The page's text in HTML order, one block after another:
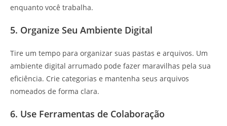
enquanto você trabalha.
5. Organize Seu Ambiente Digital
Tire um tempo para organizar suas pastas e arquivos. Um
ambiente digital arrumado pode fazer maravilhas pela sua
eficiência. Crie categorias e mantenha seus arquivos
nomeados de forma clara.
6. Use Ferramentas de Colaboração